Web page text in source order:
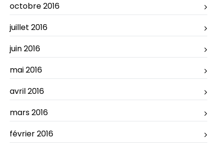
octobre 2016
juillet 2016
juin 2016
mai 2016
avril 2016
mars 2016
février 2016